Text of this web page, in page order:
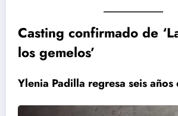
Casting confirmado de
los gemelos’
Ylenia Padilla regresa seis años